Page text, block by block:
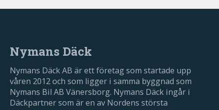
Nymans Däck
Nymans Däck AB är ett företag som startade upp
våren 2012 och som ligger i samma byggnad som
Nymans Bil AB Vänersborg. Nymans Däck ingår i
Däckpartner som är en av Nordens största